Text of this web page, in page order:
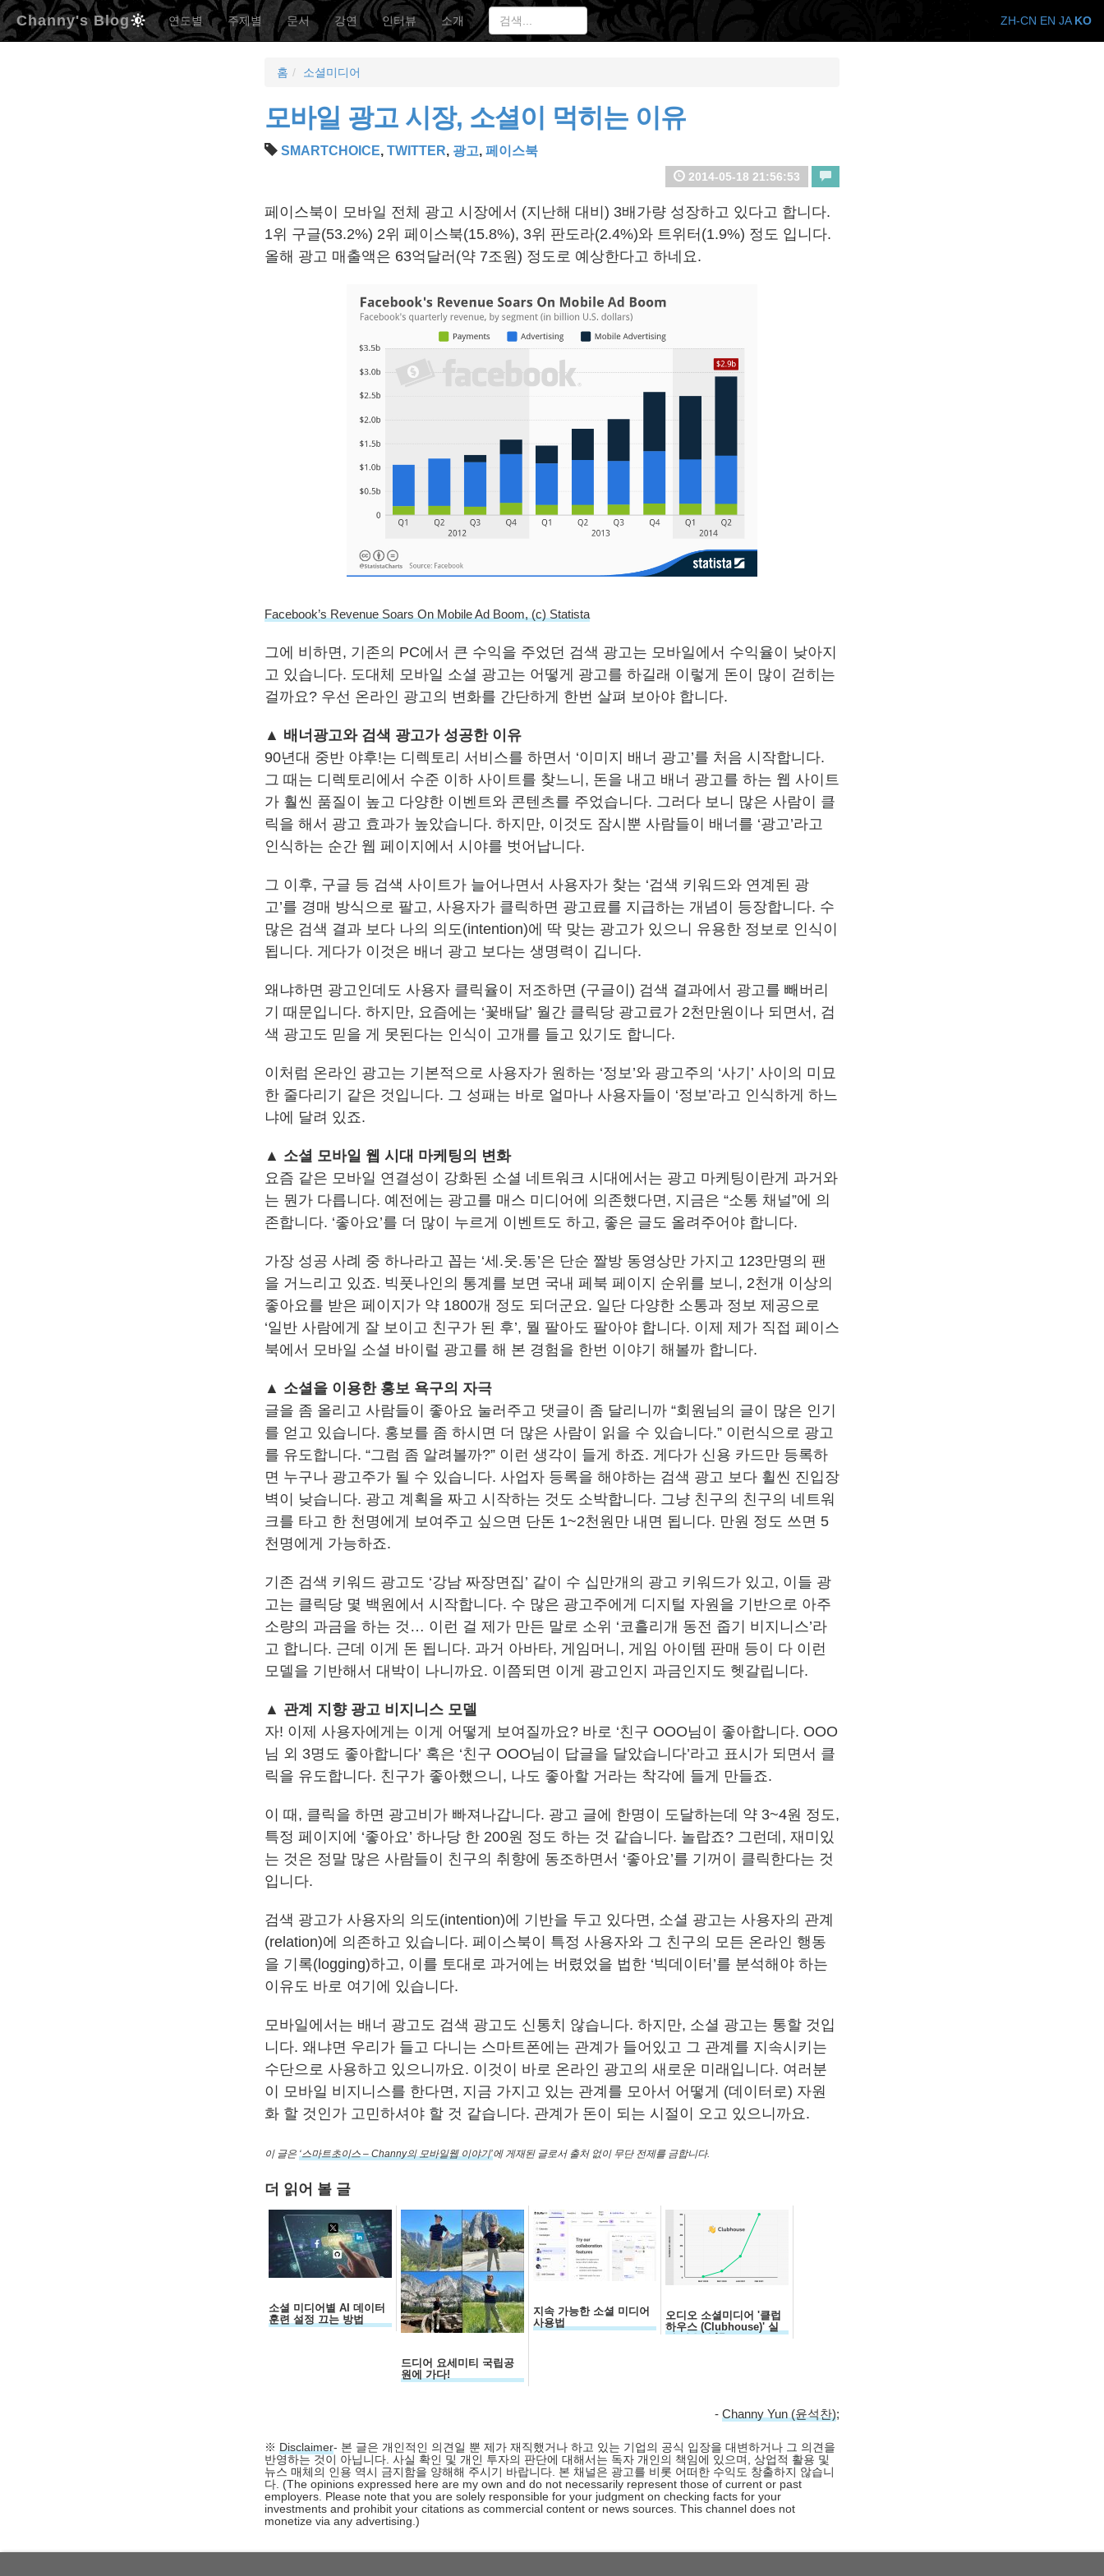
Channy's Blog 연도별 주제별 문서 강연 인터뷰 소개
홈 소셜미디어
모바일 광고 시장, 소셜이 먹히는 이유
SMARTCHOICE, TWITTER, 광고, 페이스북
2014-05-18 21:56:53
페이스북이 모바일 전체 광고 시장에서 (지난해 대비) 3배가량 성장하고 있다고 합니다.
1위 구글(53.2%) 2위 페이스북(15.8%), 3위 판도라(2.4%)와 트위터(1.9%) 정도 입니다.
올해 광고 매출액은 63억달러(약 7조원) 정도로 예상한다고 하네요.
Facebook’s Revenue Soars On Mobile Ad Boom, (c) Statista
그에 비하면, 기존의 PC에서 큰 수익을 주었던 검색 광고는 모바일에서 수익율이 낮아지
고 있습니다. 도대체 모바일 소셜 광고는 어떻게 광고를 하길래 이렇게 돈이 많이 걷히는
걸까요? 우선 온라인 광고의 변화를 간단하게 한번 살펴 보아야 합니다.
▲ 배너광고와 검색 광고가 성공한 이유
90년대 중반 야후!는 디렉토리 서비스를 하면서 ‘이미지 배너 광고’를 처음 시작합니다.
그 때는 디렉토리에서 수준 이하 사이트를 찾느니, 돈을 내고 배너 광고를 하는 웹 사이트
가 훨씬 품질이 높고 다양한 이벤트와 콘텐츠를 주었습니다. 그러다 보니 많은 사람이 클
릭을 해서 광고 효과가 높았습니다. 하지만, 이것도 잠시뿐 사람들이 배너를 ‘광고’라고
인식하는 순간 웹 페이지에서 시야를 벗어납니다.
그 이후, 구글 등 검색 사이트가 늘어나면서 사용자가 찾는 ‘검색 키워드와 연계된 광
고’를 경매 방식으로 팔고, 사용자가 클릭하면 광고료를 지급하는 개념이 등장합니다. 수
많은 검색 결과 보다 나의 의도(intention)에 딱 맞는 광고가 있으니 유용한 정보로 인식이
됩니다. 게다가 이것은 배너 광고 보다는 생명력이 깁니다.
왜냐하면 광고인데도 사용자 클릭율이 저조하면 (구글이) 검색 결과에서 광고를 빼버리
기 때문입니다. 하지만, 요즘에는 ‘꽃배달’ 월간 클릭당 광고료가 2천만원이나 되면서, 검
색 광고도 믿을 게 못된다는 인식이 고개를 들고 있기도 합니다.
이처럼 온라인 광고는 기본적으로 사용자가 원하는 ‘정보’와 광고주의 ‘사기’ 사이의 미묘
한 줄다리기 같은 것입니다. 그 성패는 바로 얼마나 사용자들이 ‘정보’라고 인식하게 하느
냐에 달려 있죠.
▲ 소셜 모바일 웹 시대 마케팅의 변화
요즘 같은 모바일 연결성이 강화된 소셜 네트워크 시대에서는 광고 마케팅이란게 과거와
는 뭔가 다릅니다. 예전에는 광고를 매스 미디어에 의존했다면, 지금은 “소통 채널”에 의
존합니다. ‘좋아요’를 더 많이 누르게 이벤트도 하고, 좋은 글도 올려주어야 합니다.
가장 성공 사례 중 하나라고 꼽는 ‘세.웃.동’은 단순 짤방 동영상만 가지고 123만명의 팬
을 거느리고 있죠. 빅풋나인의 통계를 보면 국내 페북 페이지 순위를 보니, 2천개 이상의
좋아요를 받은 페이지가 약 1800개 정도 되더군요. 일단 다양한 소통과 정보 제공으로
‘일반 사람에게 잘 보이고 친구가 된 후’, 뭘 팔아도 팔아야 합니다. 이제 제가 직접 페이스
북에서 모바일 소셜 바이럴 광고를 해 본 경험을 한번 이야기 해볼까 합니다.
▲ 소셜을 이용한 홍보 욕구의 자극
글을 좀 올리고 사람들이 좋아요 눌러주고 댓글이 좀 달리니까 “회원님의 글이 많은 인기
를 얻고 있습니다. 홍보를 좀 하시면 더 많은 사람이 읽을 수 있습니다.” 이런식으로 광고
를 유도합니다. “그럼 좀 알려볼까?” 이런 생각이 들게 하죠. 게다가 신용 카드만 등록하
면 누구나 광고주가 될 수 있습니다. 사업자 등록을 해야하는 검색 광고 보다 휠씬 진입장
벽이 낮습니다. 광고 계획을 짜고 시작하는 것도 소박합니다. 그냥 친구의 친구의 네트워
크를 타고 한 천명에게 보여주고 싶으면 단돈 1~2천원만 내면 됩니다. 만원 정도 쓰면 5
천명에게 가능하죠.
기존 검색 키워드 광고도 ‘강남 짜장면집’ 같이 수 십만개의 광고 키워드가 있고, 이들 광
고는 클릭당 몇 백원에서 시작합니다. 수 많은 광고주에게 디지털 자원을 기반으로 아주
소량의 과금을 하는 것… 이런 걸 제가 만든 말로 소위 ‘코흘리개 동전 줍기 비지니스’라
고 합니다. 근데 이게 돈 됩니다. 과거 아바타, 게임머니, 게임 아이템 판매 등이 다 이런
모델을 기반해서 대박이 나니까요. 이쯤되면 이게 광고인지 과금인지도 헷갈립니다.
▲ 관계 지향 광고 비지니스 모델
자! 이제 사용자에게는 이게 어떻게 보여질까요? 바로 ‘친구 OOO님이 좋아합니다. OOO
님 외 3명도 좋아합니다’ 혹은 ‘친구 OOO님이 답글을 달았습니다’라고 표시가 되면서 클
릭을 유도합니다. 친구가 좋아했으니, 나도 좋아할 거라는 착각에 들게 만들죠.
이 때, 클릭을 하면 광고비가 빠져나갑니다. 광고 글에 한명이 도달하는데 약 3~4원 정도,
특정 페이지에 ‘좋아요’ 하나당 한 200원 정도 하는 것 같습니다. 놀랍죠? 그런데, 재미있
는 것은 정말 많은 사람들이 친구의 취향에 동조하면서 ‘좋아요’를 기꺼이 클릭한다는 것
입니다.
검색 광고가 사용자의 의도(intention)에 기반을 두고 있다면, 소셜 광고는 사용자의 관계
(relation)에 의존하고 있습니다. 페이스북이 특정 사용자와 그 친구의 모든 온라인 행동
을 기록(logging)하고, 이를 토대로 과거에는 버렸었을 법한 ‘빅데이터’를 분석해야 하는
이유도 바로 여기에 있습니다.
모바일에서는 배너 광고도 검색 광고도 신통치 않습니다. 하지만, 소셜 광고는 통할 것입
니다. 왜냐면 우리가 들고 다니는 스마트폰에는 관계가 들어있고 그 관계를 지속시키는
수단으로 사용하고 있으니까요. 이것이 바로 온라인 광고의 새로운 미래입니다. 여러분
이 모바일 비지니스를 한다면, 지금 가지고 있는 관계를 모아서 어떻게 (데이터로) 자원
화 할 것인가 고민하셔야 할 것 같습니다. 관계가 돈이 되는 시절이 오고 있으니까요.
이 글은 ‘스마트초이스 – Channy의 모바일웹 이야기’에 게재된 글로서 출처 없이 무단 전제를 금합니다.
더 읽어 볼 글
소셜 미디어별 AI 데이터
훈련 설정 끄는 방법
드디어 요세미티 국립공
원에 가다!
지속 가능한 소셜 미디어
사용법
오디오 소셜미디어 '클럽
하우스 (Clubhouse)' 실
전 사용기(記)
- Channy Yun (윤석찬);
※ Disclaimer- 본 글은 개인적인 의견일 뿐 제가 재직했거나 하고 있는 기업의 공식 입장을 대변하거나 그 의견을
반영하는 것이 아닙니다. 사실 확인 및 개인 투자의 판단에 대해서는 독자 개인의 책임에 있으며, 상업적 활용 및
뉴스 매체의 인용 역시 금지함을 양해해 주시기 바랍니다. 본 채널은 광고를 비롯 어떠한 수익도 창출하지 않습니
다. (The opinions expressed here are my own and do not necessarily represent those of current or past
employers. Please note that you are solely responsible for your judgment on checking facts for your
investments and prohibit your citations as commercial content or news sources. This channel does not
monetize via any advertising.)
ZH-CN EN JA KO